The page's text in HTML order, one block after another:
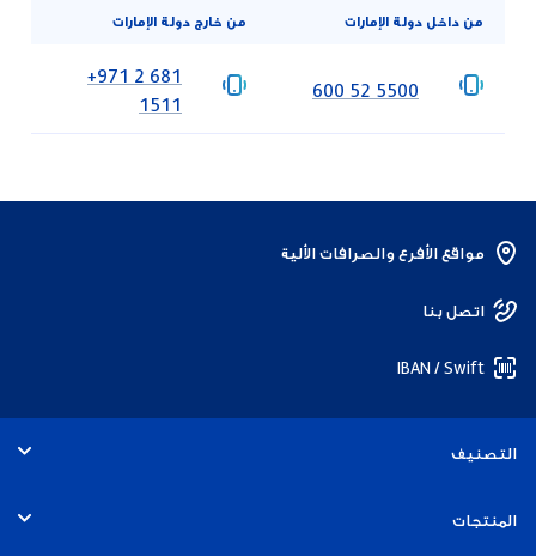
من داخل دولة الإمارات من خارج دولة الإمارات
‎600 52 5500
‎+971 2 681
1511
مواقع الأفرع والصرافات الألية
اتصل بنا
IBAN / Swift
التصنيف
الأفراد
المنتجات